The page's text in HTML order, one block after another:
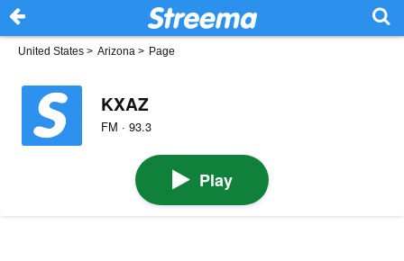
United States > Arizona > Page
KXAZ
FM · 93.3
Play